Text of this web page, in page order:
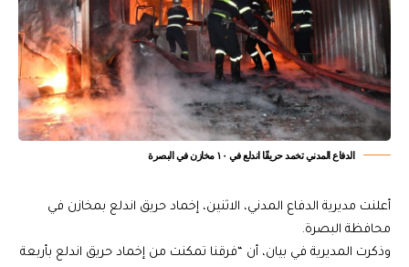
الدفاع المدني تخمد حريقًا اندلع في ١٠ مخازن في البصرة
أعلنت مديرية الدفاع المدني، الاثنين، إخماد حريق اندلع بمخازن في
محافظة البصرة.
وذكرت المديرية في بيان، أن “فرقنا تمكنت من إخماد حريق اندلع بأربعة